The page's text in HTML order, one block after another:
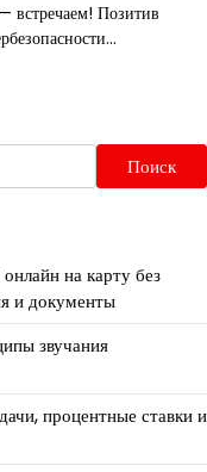
встречаем! Позитив
Поиск
на карту без
и документы
звучания
процентные ставки и